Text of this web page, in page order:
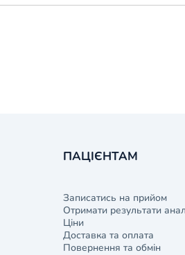
ПАЦІЄНТАМ
Записатись на прийом
Отримати результати
Ціни
Доставка та оплата
Повернення та обмін